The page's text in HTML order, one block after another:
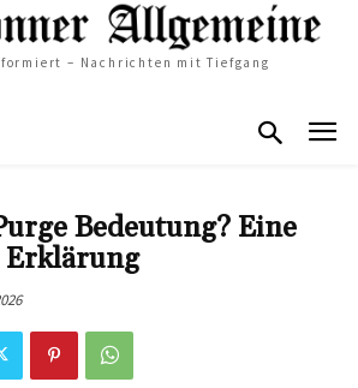
– Nachrichten mit Tiefgang
Bedeutung? Eine
Erklärung